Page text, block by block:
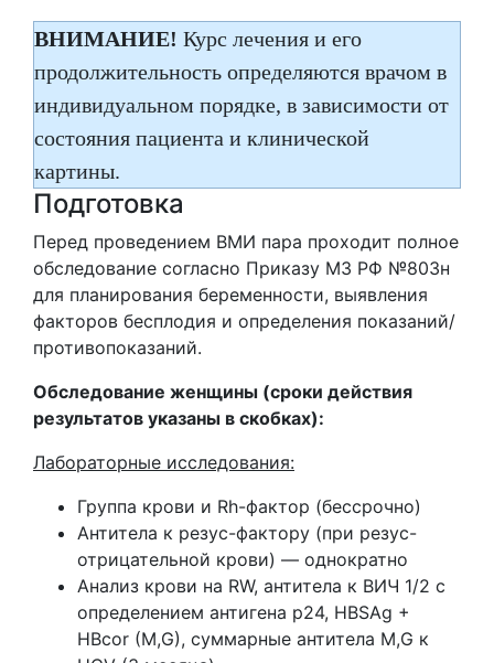
ВНИМАНИЕ! Курс лечения и его
продолжительность определяются врачом в
индивидуальном порядке, в зависимости от
состояния пациента и клинической
картины.
Подготовка
Перед проведением ВМИ пара проходит полное
обследование согласно Приказу МЗ РФ №803н
для планирования беременности, выявления
факторов бесплодия и определения показаний/
противопоказаний.
Обследование женщины (сроки действия
результатов указаны в скобках):
Лабораторные исследования:
Группа крови и Rh-фактор (бессрочно)
Антитела к резус-фактору (при резус-
отрицательной крови) — однократно
Анализ крови на RW, антитела к ВИЧ 1/2 с
определением антигена p24, HBSAg +
HBcor (M,G), суммарные антитела M,G к